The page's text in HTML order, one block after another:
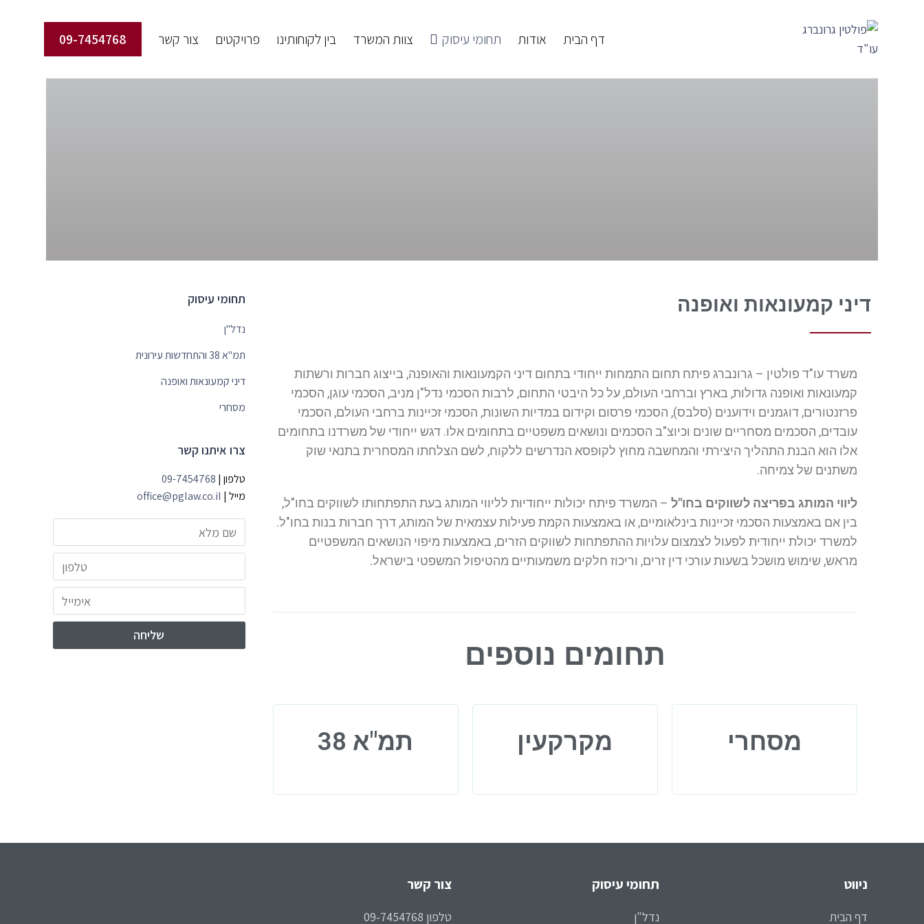
דף הבית אודות תחומי עיסוק צוות המשרד בין לקוחותינו פרויקטים צור קשר 09-7454768
דיני קמעונאות ואופנה
משרד עו"ד פולטין – גרונברג פיתח תחום התמחות ייחודי בתחום דיני הקמעונאות והאופנה, בייצוג חברות ורשתות
קמעונאות ואופנה גדולות, בארץ וברחבי העולם, על כל היבטי התחום, לרבות הסכמי נדל"ן מניב, הסכמי עוגן, הסכמי
פרזנטורים, דוגמנים וידוענים (סלבס), הסכמי פרסום וקידום במדיות השונות, הסכמי זכיינות ברחבי העולם, הסכמי
עובדים, הסכמים מסחריים שונים וכיוצ"ב הסכמים ונושאים משפטיים בתחומים אלו. דגש ייחודי של משרדנו בתחומים
אלו הוא הבנת התהליך היצירתי והמחשבה מחוץ לקופסא הנדרשים ללקוח, לשם הצלחתו המסחרית בתנאי שוק
משתנים של צמיחה.
ליווי המותג בפריצה לשווקים בחו"ל – המשרד פיתח יכולות ייחודיות לליווי המותג בעת התפתחותו לשווקים בחו"ל,
בין אם באמצעות הסכמי זכיינות בינלאומיים, או באמצעות הקמת פעילות עצמאית של המותג, דרך חברות בנות בחו"ל.
למשרד יכולת ייחודית לפעול לצמצום עלויות ההתפתחות לשווקים הזרים, באמצעות מיפוי הנושאים המשפטיים
מראש, שימוש מושכל בשעות עורכי דין זרים, וריכוז חלקים משמעותיים מהטיפול המשפטי בישראל.
תחומים נוספים
מסחרי מקרקעין תמ"א 38
תחומי עיסוק
נדל"ן
תמ"א 38 והתחדשות עירונית
דיני קמעונאות ואופנה
מסחרי
צרו איתנו קשר
טלפון | 09-7454768
מייל | office@pglaw.co.il
ניווט
דף הבית
תחומי עיסוק
נדל"ן
צור קשר
טלפון 09-7454768